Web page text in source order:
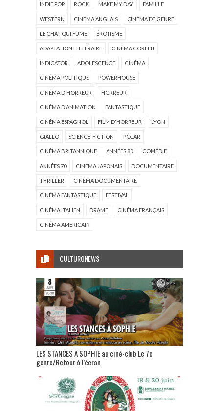
INDIE POP ROCK MAKE MY DAY FAMILLE
WESTERN CINÉMA ANGLAIS CINÉMA DE GENRE
LE CHAT QUI FUME ÉROTISME
ADAPTATION LITTÉRAIRE CINÉMA CORÉEN
INDICATOR ADOLESCENCE CINÉMA
CINÉMA POLITIQUE POWERHOUSE
CINÉMA D'HORREUR HORREUR
CINÉMA D'ANIMATION FANTASTIQUE
CINÉMA ESPAGNOL FILM D'HORREUR LYON
GIALLO SCIENCE-FICTION POLAR
CINÉMA BRITANNIQUE ANNÉES 80 COMÉDIE
ANNÉES 70 CINÉMA JAPONAIS DOCUMENTAIRE
THRILLER CINÉMA DOCUMENTAIRE
CINÉMA FANTASTIQUE FESTIVAL
CINÉMA ITALIEN DRAME CINÉMA FRANÇAIS
CINÉMA AMERICAIN
CULTURONEWS
LES STANCES A SOPHIE au ciné-club Le 7e
genre/Retour à l’écran